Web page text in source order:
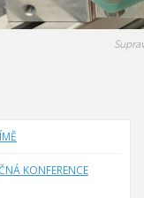
KONFERENCE